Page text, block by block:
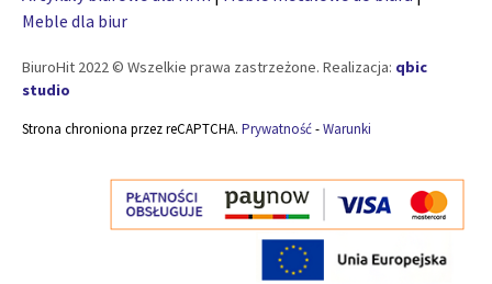
Meble dla biur
BiuroHit 2022 © Wszelkie prawa zastrzeżone. Realizacja: qbic
studio
Strona chroniona przez reCAPTCHA. Prywatność-Warunki